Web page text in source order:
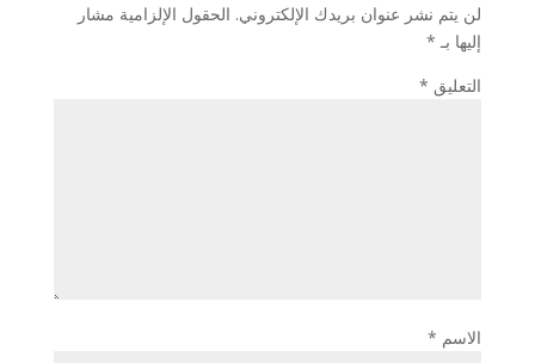
لن يتم نشر عنوان بريدك الإلكتروني. الحقول الإلزامية مشار
إليها بـ *
التعليق *
الاسم *